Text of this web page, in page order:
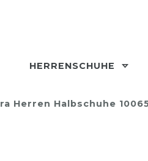
HERRENSCHUHE
Herren Halbschuhe